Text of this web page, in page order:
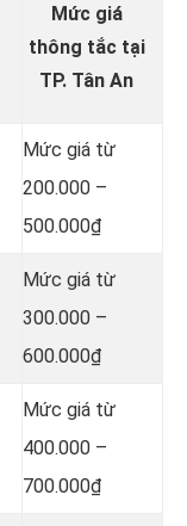
Mức giá
thông tắc tại
TP. Tân An
Mức giá từ
200.000 –
500.000₫
Mức giá từ
300.000 –
600.000₫
Mức giá từ
400.000 –
700.000₫